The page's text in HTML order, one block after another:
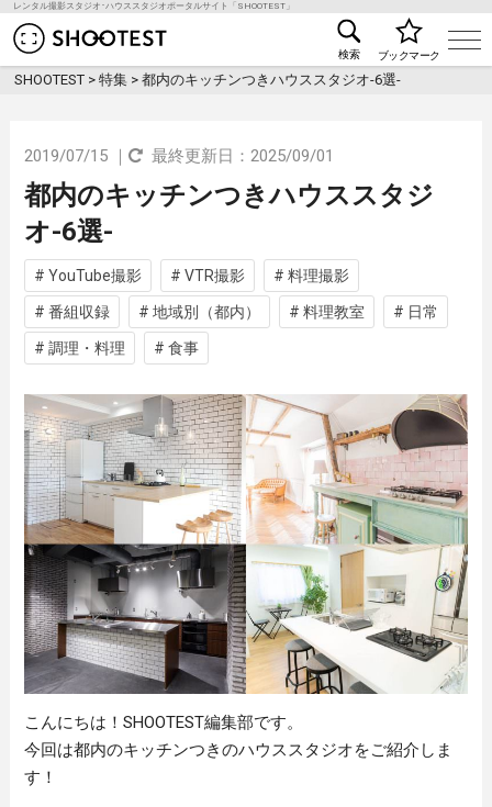
レンタル撮影スタジオ･ハウススタジオポータルサイト「SHOOTEST」
レンタル撮影スタジオ･ハウススタジオ検索の
検索 ブックマーク
SHOOTEST >特集 >都内のキッチンつきハウススタジオ-6選-
2019/07/15 ｜ 最終更新日：2025/09/01
都内のキッチンつきハウススタジ
オ-6選-
# YouTube撮影 # VTR撮影 # 料理撮影
# 番組収録 # 地域別（都内） # 料理教室 # 日常
# 調理・料理 # 食事
こんにちは！SHOOTEST編集部です。
今回は都内のキッチンつきのハウススタジオをご紹介しま
す！